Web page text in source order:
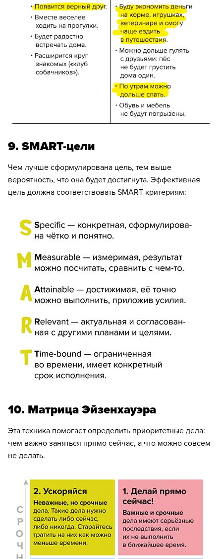
9. ​SMART-цели
Чем лучше сформулирована цель, тем выше
вероятность, что она будет достигнута. Эффективная
цель должна соответствовать SMART-критериям:
10. ​​Матрица Эйзенхауэра
Эта техника помогает определить приоритетные дела:
чем важно заняться прямо сейчас, а что можно совсем
не делать.